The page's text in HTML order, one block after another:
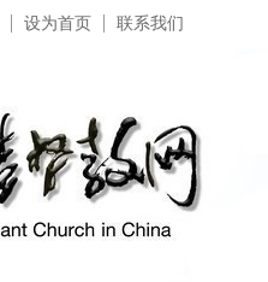
设为首页 联系我们